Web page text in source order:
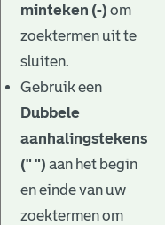
minteken (-) om
zoektermen uit te
sluiten.
Gebruik een
Dubbele
aanhalingstekens
(" ") aan het begin
en einde van uw
zoektermen om